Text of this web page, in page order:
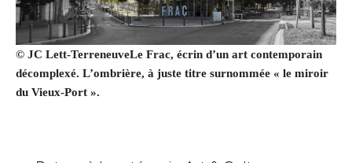
© JC Lett-TerreneuveLe Frac, écrin d’un art contemporain
décomplexé. L’ombrière, à juste titre surnommée « le miroir
du Vieux-Port ».